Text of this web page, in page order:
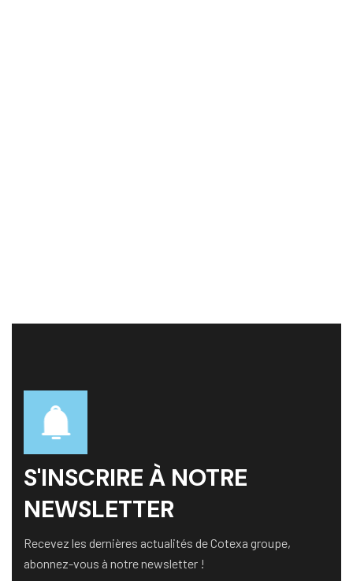
S'INSCRIRE À NOTRE
NEWSLETTER
Recevez les dernières actualités de Cotexa groupe,
abonnez-vous à notre newsletter !